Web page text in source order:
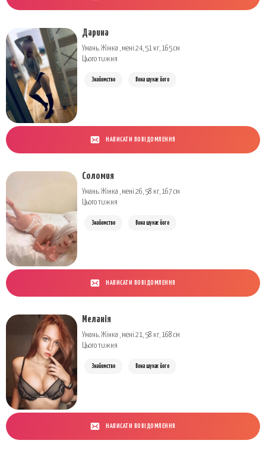
Дарина
Умань. Жінка , мені 24, 51 кг, 165 см
Цього тижня
Знайомство Вона шукає його
НАПИСАТИ ПОВІДОМЛЕННЯ
Соломия
Умань. Жінка , мені 26, 58 кг, 167 см
Цього тижня
Знайомство Вона шукає його
НАПИСАТИ ПОВІДОМЛЕННЯ
Меланія
Умань. Жінка , мені 21, 58 кг, 168 см
Цього тижня
Знайомство Вона шукає його
НАПИСАТИ ПОВІДОМЛЕННЯ